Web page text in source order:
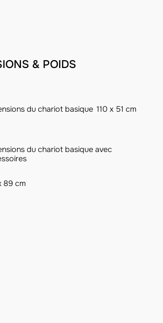
& POIDS
du chariot basique 110 x 51 cm
du chariot basique avec
89 cm